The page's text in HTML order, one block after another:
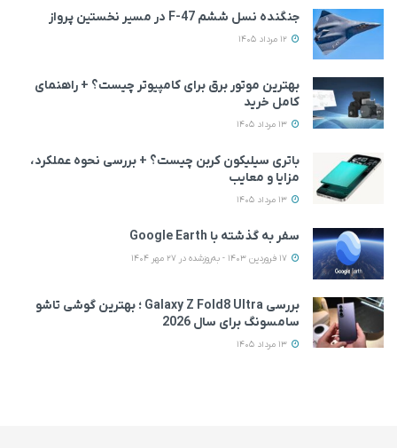
جنگنده نسل ششم F-47 در مسیر نخستین پرواز
بهترین موتور برق برای کامپیوتر چیست؟ + راهنمای
کامل خرید
باتری سیلیکون کربن چیست؟ + بررسی نحوه عملکرد،
مزایا و معایب
سفر به گذشته با Google Earth
بررسی Galaxy Z Fold8 Ultra ؛ بهترین گوشی تاشو
سامسونگ برای سال 2026